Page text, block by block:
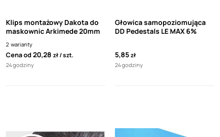
Klips montażowy Dakota do
maskownic Arkimede 20mm
2 warianty
Cena od20,28 zł szt.
24 godziny
Głowica samopoziomująca
DD Pedestals LE MAX 6%
5,85zł
24 godziny